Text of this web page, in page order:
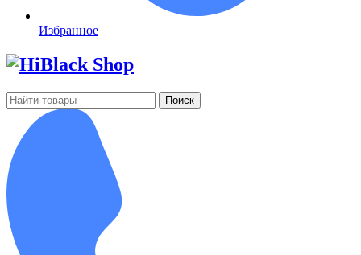
Избранное
Поиск